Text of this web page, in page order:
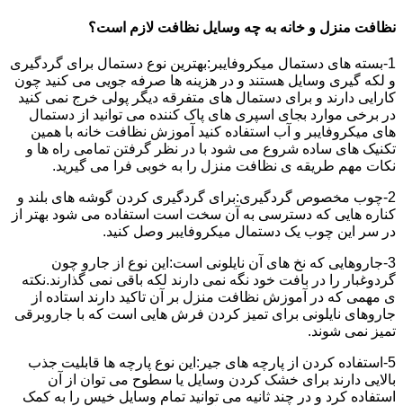
نظافت منزل و خانه به چه وسایل نظافت لازم است؟
1-بسته های دستمال میکروفایبر:بهترین نوع دستمال برای گردگیری
و لکه گیری وسایل هستند و در هزینه ها صرفه جویی می کنید چون
کارایی دارند و برای دستمال های متفرقه دیگر پولی خرج نمی کنید
در برخی موارد بجای اسپری های پاک کننده می توانید از دستمال
های میکروفایبر و آب استفاده کنید آموزش نظافت خانه با همین
تکنیک های ساده شروع می شود با در نظر گرفتن تمامی راه ها و
نکات مهم طریقه ی نظافت منزل را به خوبی فرا می گیرید.
2-چوب مخصوص گردگیری:برای گردگیری کردن گوشه های بلند و
کناره هایی که دسترسی به آن سخت است استفاده می شود بهتر از
در سر این چوب یک دستمال میکروفایبر وصل کنید.
3-جاروهایی که نخ های آن نایلونی است:این نوع از جارو چون
گردوغبار را در بافت خود نگه نمی دارند لکه باقی نمی گذارند.نکته
ی مهمی که در آموزش نظافت منزل بر آن تاکید دارند استاده از
جاروهای نایلونی برای تمیز کردن فرش هایی است که با جاروبرقی
تمیز نمی شوند.
5-استفاده کردن از پارچه های جیر:این نوع پارچه ها قابلیت جذب
بالایی دارند برای خشک کردن وسایل یا سطوح می توان از آن
استفاده کرد و در چند ثانیه می توانید تمام وسایل خیس را به کمک